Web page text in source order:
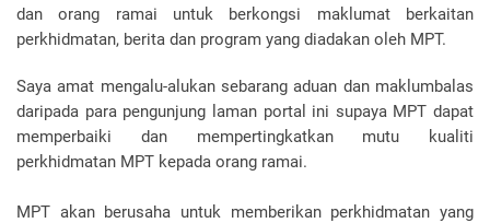
dan orang ramai untuk berkongsi maklumat berkaitan
perkhidmatan, berita dan program yang diadakan oleh MPT.
Saya amat mengalu-alukan sebarang aduan dan maklumbalas
daripada para pengunjung laman portal ini supaya MPT dapat
memperbaiki dan mempertingkatkan mutu kualiti
perkhidmatan MPT kepada orang ramai.
MPT akan berusaha untuk memberikan perkhidmatan yang